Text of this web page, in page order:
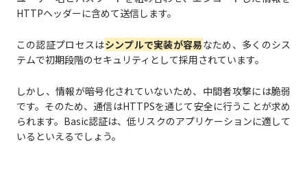
HTTPヘッダーに含めて送信します。
この認証プロセスはシンプルで実装が容易なため、多くのシス
テムで初期段階のセキュリティとして採用されています。
しかし、情報が暗号化されていないため、中間者攻撃には脆弱
です。そのため、通信はHTTPSを通じて安全に行うことが求め
られます。Basic認証は、低リスクのアプリケーションに適して
いるといえるでしょう。